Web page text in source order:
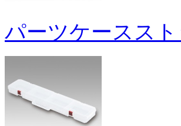
パーツケースス